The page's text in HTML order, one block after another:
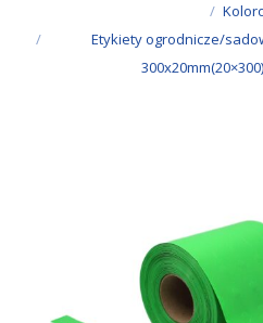
Etykiety ogrodnicze/